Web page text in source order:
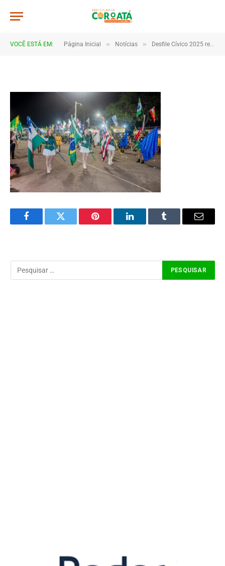
VOCÊ ESTÁ EM: Página Inicial » Notícias » Desfile Cívico 2025 reúne escolas e comunidades em Coroatá
140
FacebookTwitter Pinterest LinkedInTumblr Email